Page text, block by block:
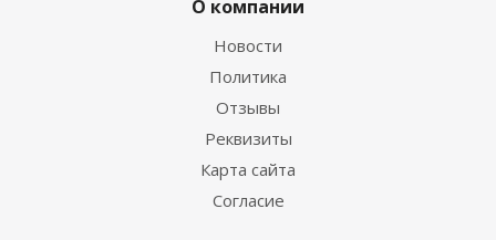
О компании
Новости
Политика
Отзывы
Реквизиты
Карта сайта
Согласие